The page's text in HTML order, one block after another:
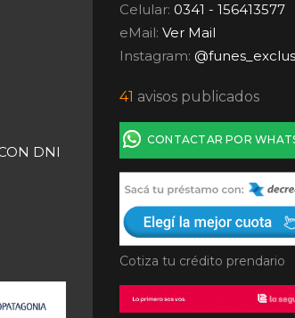
DNI
Celular: 0341 - 156413577
eMail:Ver Mail
Instagram:
41 avisos publicados
CONTACTAR POR
Cotiza tu crédito prendario